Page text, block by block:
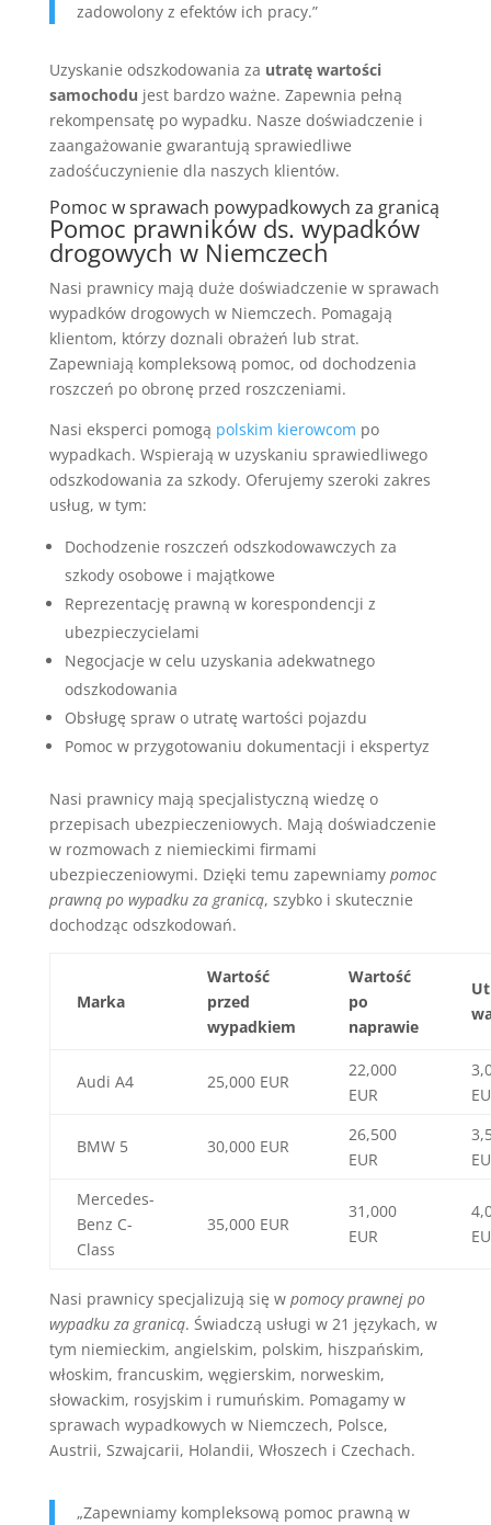
zadowolony z efektów ich pracy.”
Uzyskanie odszkodowania za utratę wartości
samochodu jest bardzo ważne. Zapewnia pełną
rekompensatę po wypadku. Nasze doświadczenie i
zaangażowanie gwarantują sprawiedliwe
zadośćuczynienie dla naszych klientów.
Pomoc w sprawach powypadkowych za granicą
Pomoc prawników ds. wypadków
drogowych w Niemczech
Nasi prawnicy mają duże doświadczenie w sprawach
wypadków drogowych w Niemczech. Pomagają
klientom, którzy doznali obrażeń lub strat.
Zapewniają kompleksową pomoc, od dochodzenia
roszczeń po obronę przed roszczeniami.
Nasi eksperci pomogą polskim kierowcom po
wypadkach. Wspierają w uzyskaniu sprawiedliwego
odszkodowania za szkody. Oferujemy szeroki zakres
usług, w tym:
Dochodzenie roszczeń odszkodowawczych za
szkody osobowe i majątkowe
Reprezentację prawną w korespondencji z
ubezpieczycielami
Negocjacje w celu uzyskania adekwatnego
odszkodowania
Obsługę spraw o utratę wartości pojazdu
Pomoc w przygotowaniu dokumentacji i ekspertyz
Nasi prawnicy mają specjalistyczną wiedzę o
przepisach ubezpieczeniowych. Mają doświadczenie
w rozmowach z niemieckimi firmami
ubezpieczeniowymi. Dzięki temu zapewniamy pomoc
prawną po wypadku za granicą, szybko i skutecznie
dochodząc odszkodowań.
Marka
Wartość
przed
wypadkiem
Wartość
po
naprawie
Audi A4 25,000 EUR
22,000
EUR
BMW 5 30,000 EUR
26,500
EUR
Mercedes-
Benz C-
Class
35,000 EUR
31,000
EUR
Nasi prawnicy specjalizują się w pomocy prawnej po
wypadku za granicą. Świadczą usługi w 21 językach, w
tym niemieckim, angielskim, polskim, hiszpańskim,
włoskim, francuskim, węgierskim, norweskim,
słowackim, rosyjskim i rumuńskim. Pomagamy w
sprawach wypadkowych w Niemczech, Polsce,
Austrii, Szwajcarii, Holandii, Włoszech i Czechach.
„Zapewniamy kompleksową pomoc prawną w